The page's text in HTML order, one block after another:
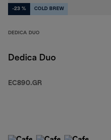
-23 % COLD BREW
DEDICA DUO
Dedica Duo
EC890.GR